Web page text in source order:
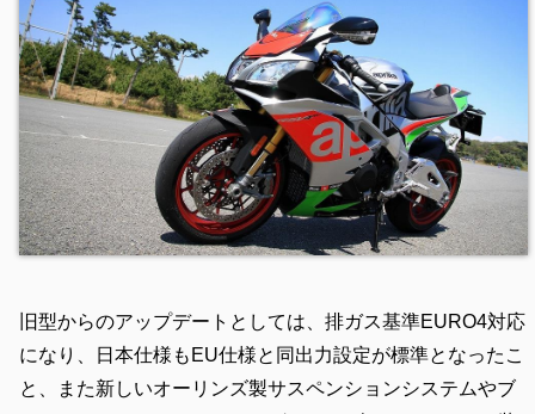
旧型からのアップデートとしては、排ガス基準EURO4対応
になり、日本仕様もEU仕様と同出力設定が標準となったこ
と、また新しいオーリンズ製サスペンションシステムやブ